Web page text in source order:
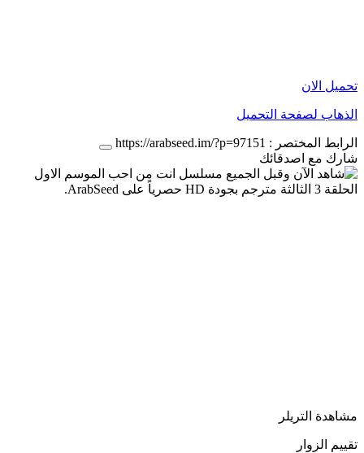
تحميل الان
الذهاب لصفحة التحميل
الرابط المختصر : https://arabseed.im/?p=97151
شارك مع اصدقائك
مشاهدة التريلر
تقييم الزوار